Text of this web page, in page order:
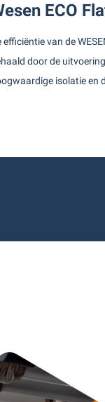
ECO
efficiëntie van de
door de
isolatie en